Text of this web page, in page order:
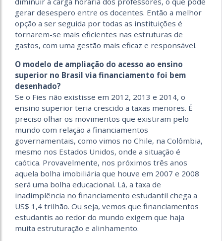
gerar desespero entre os docentes. Então a melhor
opção a ser seguida por todas as instituições é
tornarem-se mais eficientes nas estruturas de
gastos, com uma gestão mais eficaz e responsável.
O modelo de ampliação do acesso ao ensino
superior no Brasil via financiamento foi bem
desenhado?
Se o Fies não existisse em 2012, 2013 e 2014, o
ensino superior teria crescido a taxas menores. É
preciso olhar os movimentos que existiram pelo
mundo com relação a financiamentos
governamentais, como vimos no Chile, na Colômbia,
mesmo nos Estados Unidos, onde a situação é
caótica. Provavelmente, nos próximos três anos
aquela bolha imobiliária que houve em 2007 e 2008
será uma bolha educacional. Lá, a taxa de
inadimplência no financiamento estudantil chega a
US$ 1,4 trilhão. Ou seja, vemos que financiamentos
estudantis ao redor do mundo exigem que haja
muita estruturação e alinhamento.